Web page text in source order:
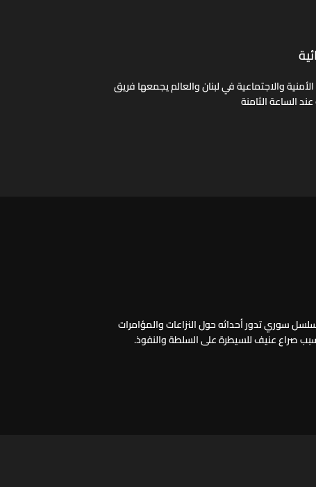
الأمنية والاجتماعية في لبنان والعالم يجمعها فريق
الساعة الثامنة
سوري تدور أحداثه حول النزاعات والمؤامرات
صراع عنيف للسيطرة على السلطة والنفوذ.